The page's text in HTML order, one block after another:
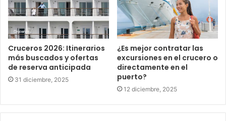
Cruceros 2026: Itinerarios
más buscados y ofertas
de reserva anticipada
31 diciembre, 2025
¿Es mejor contratar las
excursiones en el crucero o
directamente en el
puerto?
12 diciembre, 2025